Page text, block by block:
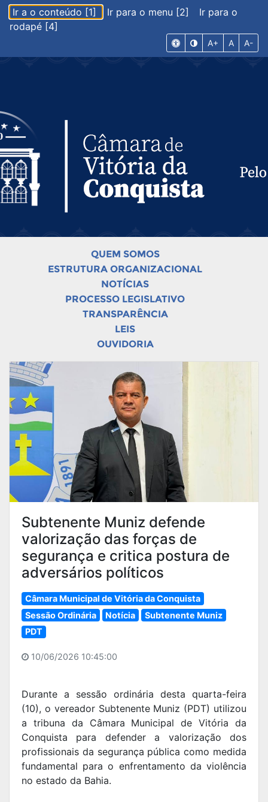
Ir a o conteúdo [1] Ir para o menu [2]
Ir para o
rodapé [4]
A+ A A-
QUEM SOMOS
ESTRUTURA ORGANIZACIONAL
NOTÍCIAS
PROCESSO LEGISLATIVO
TRANSPARÊNCIA
LEIS
OUVIDORIA
Subtenente Muniz defende
valorização das forças de
segurança e critica postura de
adversários políticos
Câmara Municipal de Vitória da Conquista
Sessão Ordinária
Notícia
Subtenente Muniz
PDT
10/06/2026 10:45:00
Durante a sessão ordinária desta quarta-feira
(10), o vereador Subtenente Muniz (PDT) utilizou
a tribuna da Câmara Municipal de Vitória da
Conquista para defender a valorização dos
profissionais da segurança pública como medida
fundamental para o enfrentamento da violência
no estado da Bahia.